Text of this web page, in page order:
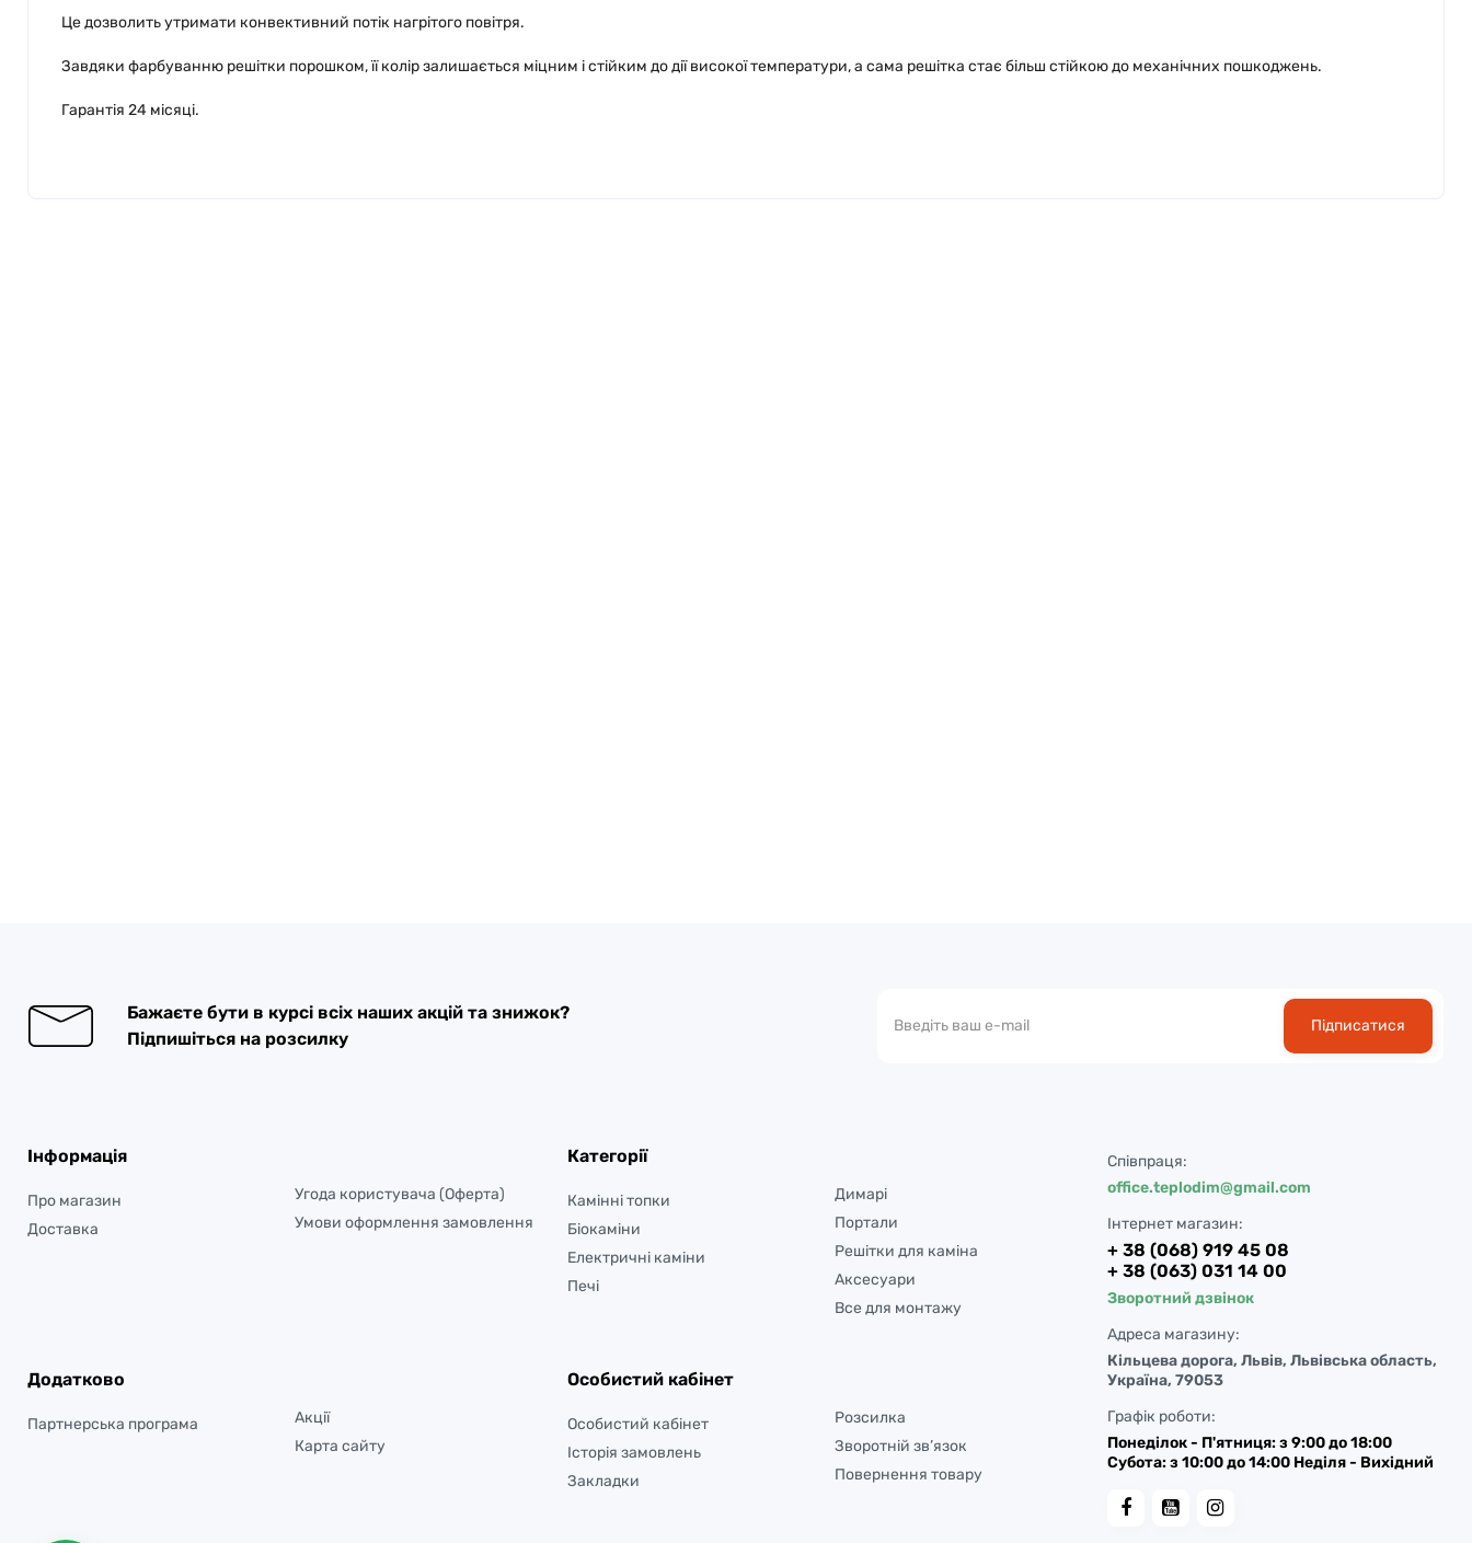
Це дозволить утримати конвективний потік нагрітого повітря.
Завдяки фарбуванню решітки порошком, її колір залишається міцним і стійким до дії високої температури, а сама решітка стає більш стійкою до механічних пошкоджень.
Гарантія 24 місяці.
Бажаєте бути в курсі всіх наших акцій та знижок?
Підпишіться на розсилку
Підписатися
Інформація
Про магазин
Доставка
Угода користувача (Оферта)
Умови оформлення замовлення
Категорії
Камінні топки
Біокаміни
Електричні каміни
Печі
Димарі
Портали
Решітки для каміна
Аксесуари
Все для монтажу
Додатково
Партнерська програма
Акції
Карта сайту
Особистий кабінет
Особистий кабінет
Історія замовлень
Закладки
Розсилка
Зворотній зв’язок
Повернення товару
Співпраця:
office.teplodim@gmail.com
Інтернет магазин:
+ 38 (068) 919 45 08
+ 38 (063) 031 14 00
Зворотний дзвінок
Адреса магазину:
Кільцева дорога, Львів, Львівська область,
Україна, 79053
Графік роботи:
Понеділок - П'ятниця: з 9:00 до 18:00
Субота: з 10:00 до 14:00 Неділя - Вихідний